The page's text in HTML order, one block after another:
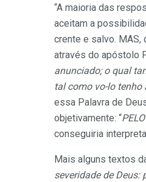
“A maioria das
aceitam a
crente e salvo. MAS,
através do apóstolo
anunciado; o qual
tal como vo-lo tenho
essa Palavra de
objetivamente: “
conseguiria
Mais alguns textos
severidade de Deus: